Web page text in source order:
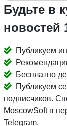
Будьте в
новостей
Публикуем
Бесплатно
Публикуем
подписчиков.
MoscowSoft в
Telegram.